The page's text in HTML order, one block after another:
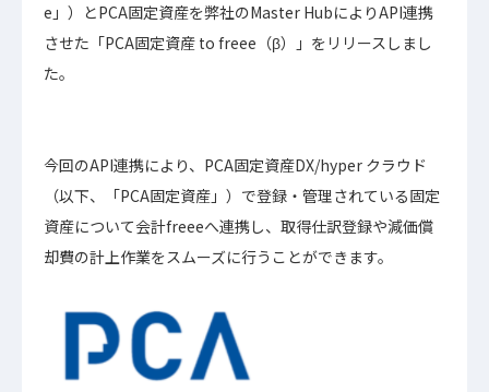
e」）とPCA固定資産を弊社のMaster HubによりAPI連携
させた「PCA固定資産 to freee（β）」をリリースしまし
た。
今回のAPI連携により、PCA固定資産DX/hyper クラウド
（以下、「PCA固定資産」）で登録・管理されている固定
資産について会計freeeへ連携し、取得仕訳登録や減価償
却費の計上作業をスムーズに行うことができます。​